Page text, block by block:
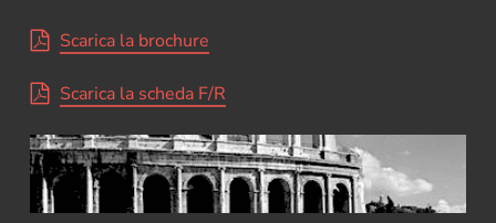
Scarica la brochure
Scarica la scheda F/R